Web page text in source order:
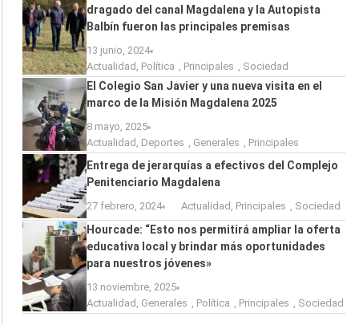
dragado del canal Magdalena y la Autopista
Balbín fueron las principales premisas
13 junio, 2024
Actualidad , Política , Principales , Sociedad
El Colegio San Javier y una nueva visita en el
marco de la Misión Magdalena 2025
8 mayo, 2025
Actualidad , Deportes , Generales , Principales
Entrega de jerarquías a efectivos del Complejo
Penitenciario Magdalena
27 febrero, 2024 Actualidad , Principales , Sociedad
Hourcade: “Esto nos permitirá ampliar la oferta
educativa local y brindar más oportunidades
para nuestros jóvenes»
13 noviembre, 2025
Actualidad , Generales , Política , Principales , Sociedad